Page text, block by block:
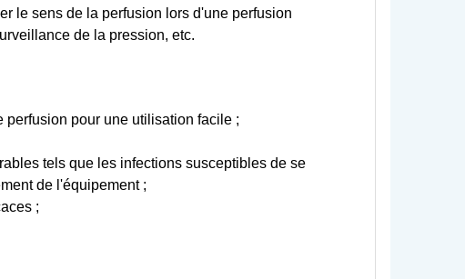
le sens de la perfusion lors d'une perfusion
de la pression, etc.
perfusion pour une utilisation facile ;
tels que les infections susceptibles de se
de l'équipement ;
;